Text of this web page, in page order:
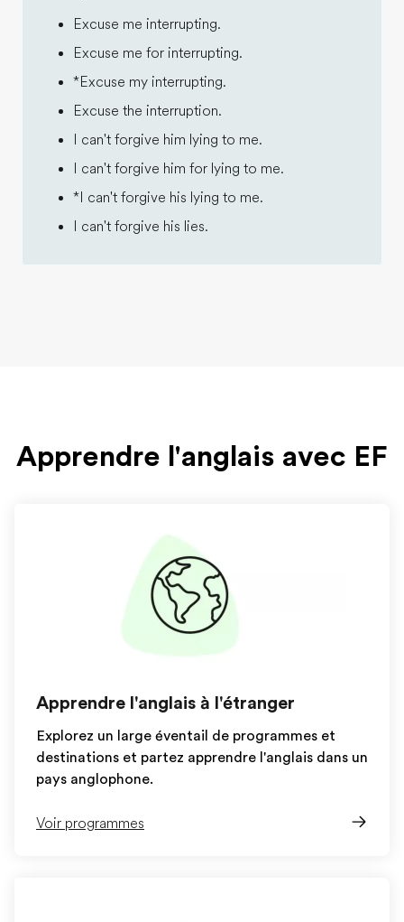
Excuse me interrupting.
Excuse me for interrupting.
*Excuse my interrupting.
Excuse the interruption.
I can't forgive him lying to me.
I can't forgive him for lying to me.
*I can't forgive his lying to me.
I can't forgive his lies.
Apprendre l'anglais avec EF
Apprendre l'anglais à l'étranger
Explorez un large éventail de programmes et
destinations et partez apprendre l'anglais dans un
pays anglophone.
Voir programmes